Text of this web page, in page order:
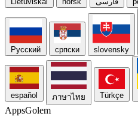
Русский српски slovensky
español ภาษาไทย Türkçe
AppsGolem